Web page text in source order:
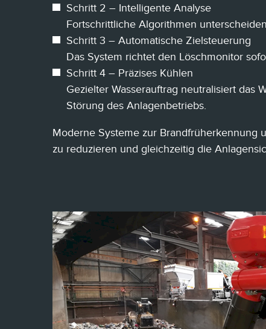
Schritt 2 – Intelligente Analyse
Fortschrittliche Algorithmen
Schritt 3 – Automatische Zielsteuerung
Das System richtet den Löschmonitor
Schritt 4 – Präzises Kühlen
Gezielter Wasserauftrag neutralisiert das
Störung des Anlagenbetriebs.
Moderne Systeme zur Brandfrüherkennung
zu reduzieren und gleichzeitig die